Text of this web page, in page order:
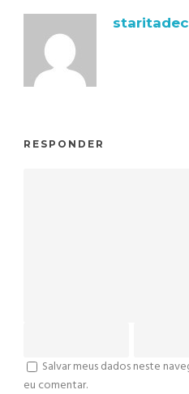
RESPONDER
Salvar meus dados neste
eu comentar.